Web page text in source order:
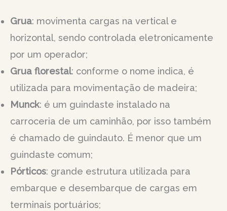
Grua: movimenta cargas na vertical e
horizontal, sendo controlada eletronicamente
por um operador;
Grua florestal: conforme o nome indica, é
utilizada para movimentação de madeira;
Munck: é um guindaste instalado na
carroceria de um caminhão, por isso também
é chamado de guindauto. É menor que um
guindaste comum;
Pórticos: grande estrutura utilizada para
embarque e desembarque de cargas em
terminais portuários;